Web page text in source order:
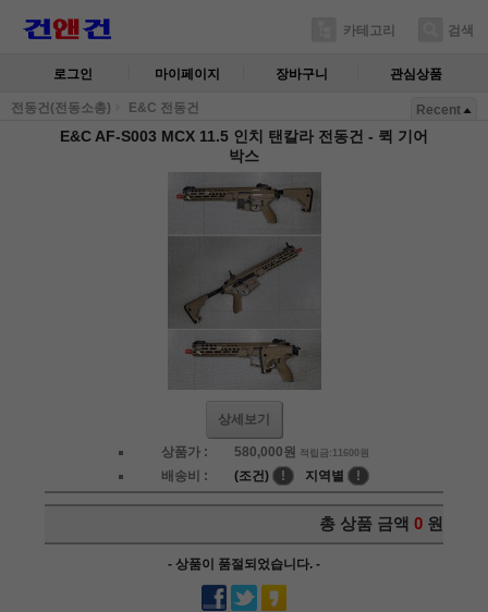
카테고리 검색
로그인 마이페이지 장바구니 관심상품
전동건(전동소총) E&C 전동건 Recent
E&C AF-S003 MCX 11.5 인치 탠칼라 전동건 - 퀵 기어
박스
상세보기
상품가 : 580,000원 적립금:11600원
배송비 : (조건) ! 지역별 !
총 상품 금액 0 원
- 상품이 품절되었습니다. -